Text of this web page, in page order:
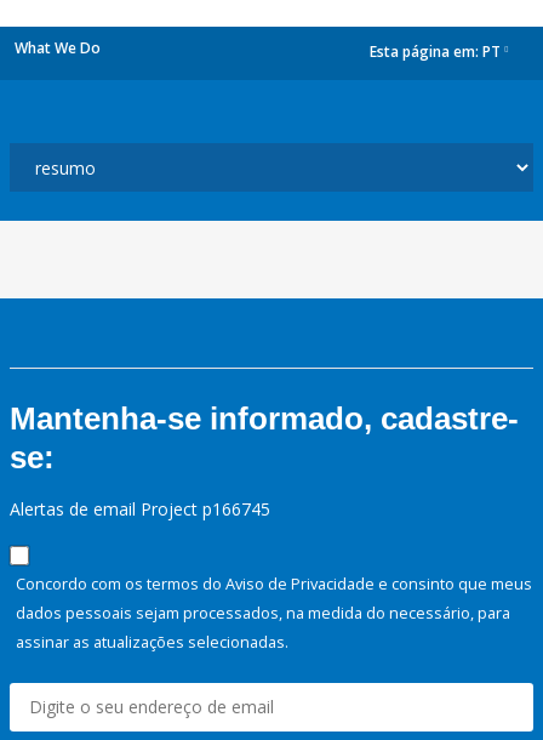
What We Do Esta página em: PT
Mantenha-se informado, cadastre-
se:
Alertas de email Project p166745
Concordo com os termos do Aviso de Privacidade e consinto que meus
dados pessoais sejam processados, na medida do necessário, para
assinar as atualizações selecionadas.